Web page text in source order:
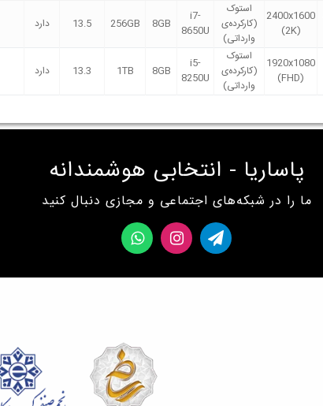
2400x1600
(2K)
استوک
(کارکرده‌ی
وارداتی)
i7-
8650U
8GB
256GB
13.5 دارد
1920x1080
(FHD)
استوک
(کارکرده‌ی
وارداتی)
i5-
8250U
8GB
1TB
13.3 دارد
پاساریا - انتخابی هوشمندانه
ما را در شبکه‌های اجتماعی و مجازی دنبال کنید